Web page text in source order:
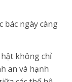
bác ngày càng
không chỉ
an và hạnh